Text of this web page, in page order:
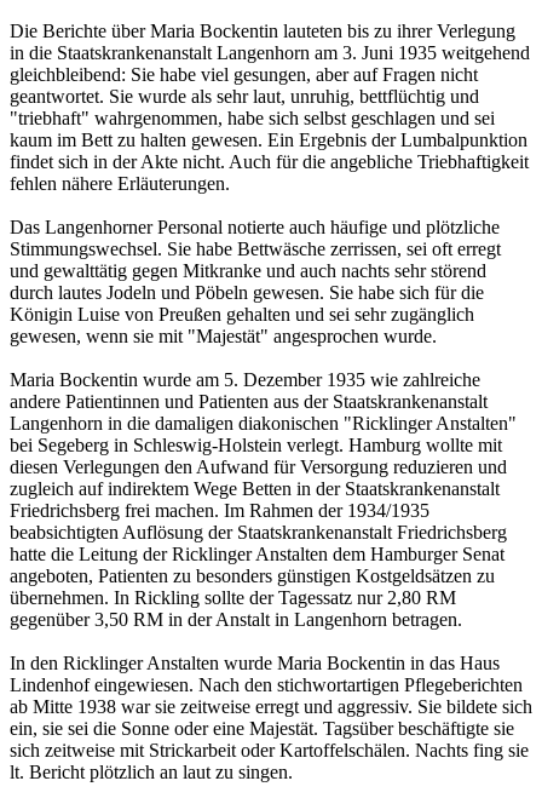
Die Berichte über Maria Bockentin lauteten bis zu ihrer Verlegung
in die Staatskrankenanstalt Langenhorn am 3. Juni 1935 weitgehend
gleichbleibend: Sie habe viel gesungen, aber auf Fragen nicht
geantwortet. Sie wurde als sehr laut, unruhig, bettflüchtig und
"triebhaft" wahrgenommen, habe sich selbst geschlagen und sei
kaum im Bett zu halten gewesen. Ein Ergebnis der Lumbalpunktion
findet sich in der Akte nicht. Auch für die angebliche Triebhaftigkeit
fehlen nähere Erläuterungen.
Das Langenhorner Personal notierte auch häufige und plötzliche
Stimmungswechsel. Sie habe Bettwäsche zerrissen, sei oft erregt
und gewalttätig gegen Mitkranke und auch nachts sehr störend
durch lautes Jodeln und Pöbeln gewesen. Sie habe sich für die
Königin Luise von Preußen gehalten und sei sehr zugänglich
gewesen, wenn sie mit "Majestät" angesprochen wurde.
Maria Bockentin wurde am 5. Dezember 1935 wie zahlreiche
andere Patientinnen und Patienten aus der Staatskrankenanstalt
Langenhorn in die damaligen diakonischen "Ricklinger Anstalten"
bei Segeberg in Schleswig-Holstein verlegt. Hamburg wollte mit
diesen Verlegungen den Aufwand für Versorgung reduzieren und
zugleich auf indirektem Wege Betten in der Staatskrankenanstalt
Friedrichsberg frei machen. Im Rahmen der 1934/1935
beabsichtigten Auflösung der Staatskrankenanstalt Friedrichsberg
hatte die Leitung der Ricklinger Anstalten dem Hamburger Senat
angeboten, Patienten zu besonders günstigen Kostgeldsätzen zu
übernehmen. In Rickling sollte der Tagessatz nur 2,80 RM
gegenüber 3,50 RM in der Anstalt in Langenhorn betragen.
In den Ricklinger Anstalten wurde Maria Bockentin in das Haus
Lindenhof eingewiesen. Nach den stichwortartigen Pflegeberichten
ab Mitte 1938 war sie zeitweise erregt und aggressiv. Sie bildete sich
ein, sie sei die Sonne oder eine Majestät. Tagsüber beschäftigte sie
sich zeitweise mit Strickarbeit oder Kartoffelschälen. Nachts fing sie
lt. Bericht plötzlich an laut zu singen.